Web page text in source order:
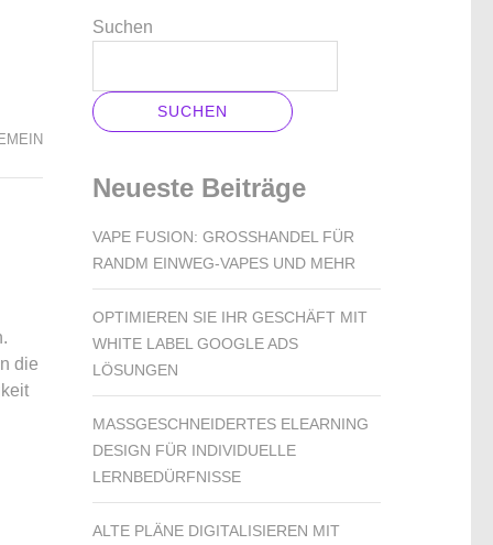
die
Suchen
SUCHEN
Neueste Beiträge
VAPE FUSION: GROSSHANDEL FÜR R
ANDM EINWEG-VAPES UND MEHR
OPTIMIEREN SIE IHR GESCHÄFT MIT
WHITE LABEL GOOGLE ADS
LÖSUNGEN
MASSGESCHNEIDERTES ELEARNING D
ESIGN FÜR INDIVIDUELLE L
ERNBEDÜRFNISSE
ALTE PLÄNE DIGITALISIEREN MIT